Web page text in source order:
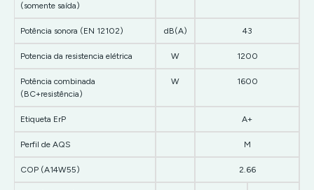
(somente saída)
Potência sonora (EN 12102) dB(A) 43
Potencia da resistencia elétrica W 1200
Potência combinada
(BC+resistência)
W 1600
Etiqueta ErP A+
Perfil de AQS M
COP (A14W55) 2.66